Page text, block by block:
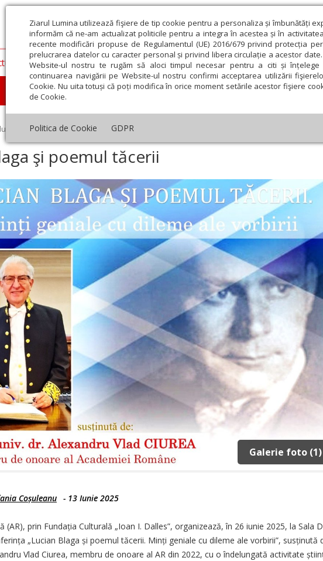
Ziarul Lumina utilizează fişiere de tip cookie pentru a personaliza și îmbunătăți
informăm că ne-am actualizat politicile pentru a integra în acestea și în
recente modificări propuse de Regulamentul (UE) 2016/679 privind protecția
prelucrarea datelor cu caracter personal și privind libera circulație a acestor
Website-ul nostru te rugăm să aloci timpul necesar pentru a citi și înțelege
continuarea navigării pe Website-ul nostru confirmi acceptarea utilizării
Cookie. Nu uita totuși că poți modifica în orice moment setările acestor fişiere
de Cookie.
Politica de Cookie GDPR
religioasă Teologie și spiritualitate Educaţie și Cultură
Educaţie Lumina literară şi artistică Cultură
și Cultură › Cultură Lucian Blaga şi poemul tăcerii
şi poemul tăcerii
Galerie foto (1)
Coșuleanu - 13 Iunie 2025
(AR), prin Fundația Culturală „Ioan I. Dalles”, organizează, în 26 iunie 2025, la Sala
„Lucian Blaga și poemul tăcerii. Minți geniale cu dileme ale vorbirii”, susținută
Vlad Ciurea, membru de onoare al AR din 2022, cu o îndelungată activitate
Decembrie Ianuarie Februarie Martie Aprilie Mai